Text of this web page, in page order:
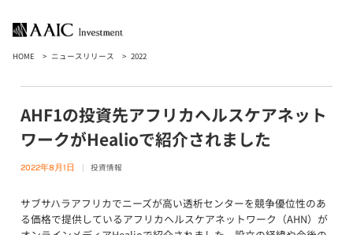
HOME ニュースリリース 2022
AHF1の投資先アフリカヘルスケアネット
ワークがHealioで紹介されました
2022年8月1日 投資情報
サブサハラアフリカでニーズが高い透析センターを競争優位性のあ
る価格で提供しているアフリカヘルスケアネットワーク（AHN）が